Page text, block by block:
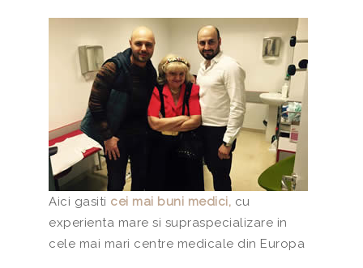
Aici gasiti cei mai buni medici, cu
experienta mare si supraspecializare in
cele mai mari centre medicale din Europa